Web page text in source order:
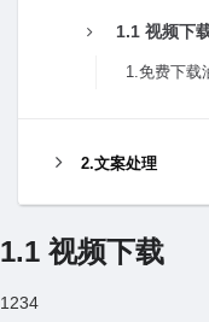
1.1 视频下
1.免费下载
2.文案处理
1.1 视频下载
1234